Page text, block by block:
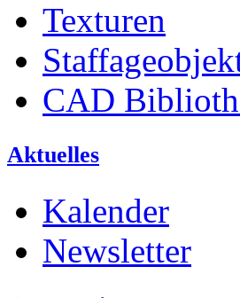
Texturen
CAD
Aktuelles
Kalender
Newsletter